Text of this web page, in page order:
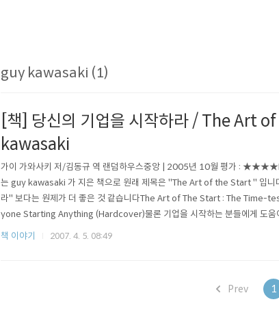
guy kawasaki (1)
[책] 당신의 기업을 시작하라 / The Art
kawasaki
가이 가와사키 저/김동규 역 랜덤하우스중앙 | 2005년 10월 평가 :
는 guy kawasaki 가 지은 책으로 원래 제목은 "The Art of the Start " 입니
라" 보다는 원제가 더 좋은 것 같습니다The Art of The Start : The
yone Starting Anything (Hardcover)물론 기업을 시작하는 분들에게 도움
사실 조직내에서 새로운 프로젝트, Innovation , 아이디어를 실행해 보고자 하
책 이야기 2007. 4. 5. 08:49
Prev 1